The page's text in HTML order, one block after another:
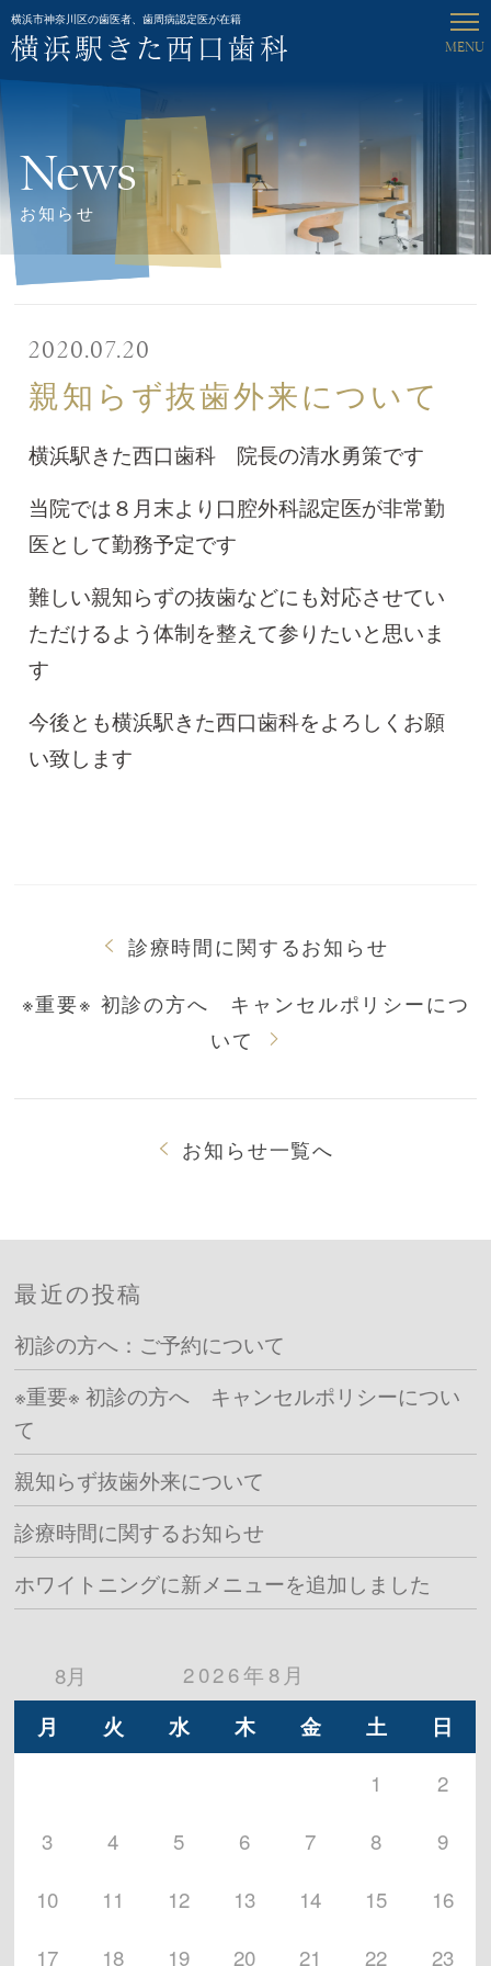
横浜市神奈川区の歯医者、歯周病認定医が在籍
MENU
News
お知らせ
2020.07.20
親知らず抜歯外来について
横浜駅きた西口歯科 院長の清水勇策です
当院では８月末より口腔外科認定医が非常勤
医として勤務予定です
難しい親知らずの抜歯などにも対応させてい
ただけるよう体制を整えて参りたいと思いま
す
今後とも横浜駅きた西口歯科をよろしくお願
い致します
診療時間に関するお知らせ
※重要※ 初診の方へ キャンセルポリシーにつ
いて
お知らせ一覧へ
最近の投稿
初診の方へ：ご予約について
※重要※ 初診の方へ キャンセルポリシーについ
て
親知らず抜歯外来について
診療時間に関するお知らせ
ホワイトニングに新メニューを追加しました
2026年8月
月
火 水 木 金 土 日
8月
1
2
3
4 5 6 7 8
9
10
11 12 13 14 15
16
17
18 19 20 21 22 23